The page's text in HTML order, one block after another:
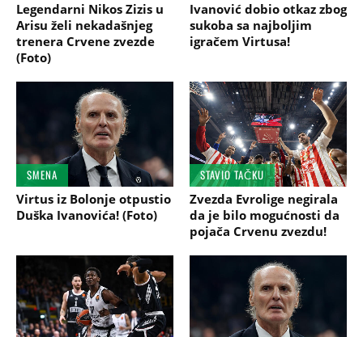
Legendarni Nikos Zizis u
Arisu želi nekadašnjeg
trenera Crvene zvezde
(Foto)
Ivanović dobio otkaz zbog
sukoba sa najboljim
igračem Virtusa!
SMENA
Virtus iz Bolonje otpustio
Duška Ivanovića! (Foto)
STAVIO TAČKU
Zvezda Evrolige negirala
da je bilo mogućnosti da
pojača Crvenu zvezdu!